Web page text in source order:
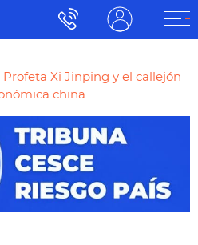
Profeta Xi Jinping y el callejón
china